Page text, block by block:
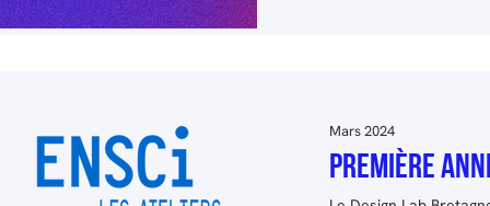
Mars 2024
PREMIÈRE